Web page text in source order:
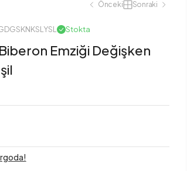
Önceki Sonraki
Stokta
Emziği Değişken